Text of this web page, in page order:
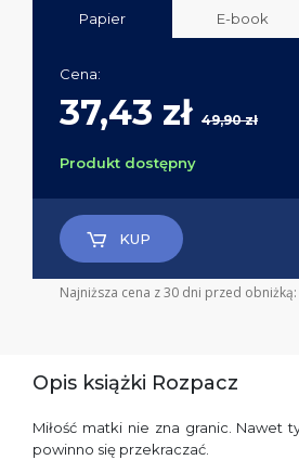
Papier E-book
Cena:
37,43 zł 49,90 zł
Produkt dostępny
KUP
Najniższa cena z 30 dni przed obniżką:
Opis książki Rozpacz
Miłość matki nie zna granic. Nawet
powinno się przekraczać.